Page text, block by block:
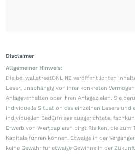
Disclaimer
Allgemeiner Hinweis:
Die bei wallstreetONLINE veröffentlichten
Leser, unabhängig von ihrer konkreten
Anlageverhalten oder ihren Anlagezielen. Sie
individuelle Situation des einzelnen Lesers und
individuellen Bedürfnisse ausgerichtete,
Erwerb von Wertpapieren birgt Risiken, die zum
Kapitals führen können. Etwaige in der
keine Gewähr für etwaige Gewinne in der